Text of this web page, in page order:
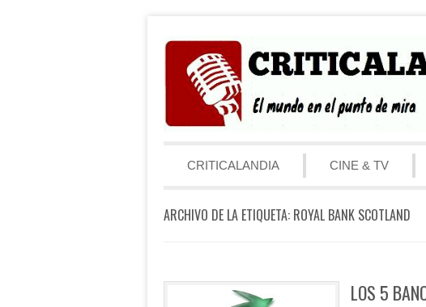
Menú
CRITICALANDIA
CINE & TV
ARCHIVO DE LA ETIQUETA: ROYAL BANK SCOTLAND
LOS 5